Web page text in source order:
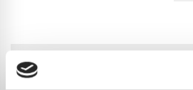
A-merk met
check_circle Leverancier met expertise